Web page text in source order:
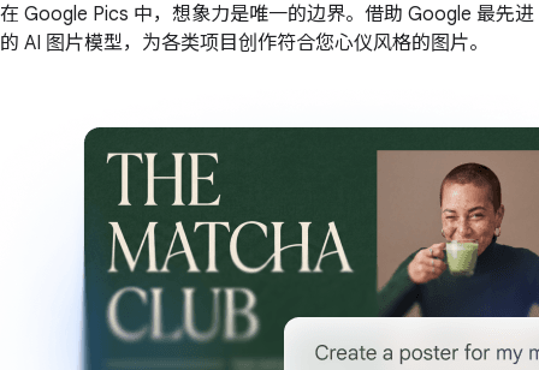
在 Google Pics 中，想象力是唯一的边界。借助 Google 最先进
的 AI 图片模型，为各类项目创作符合您心仪风格的图片。